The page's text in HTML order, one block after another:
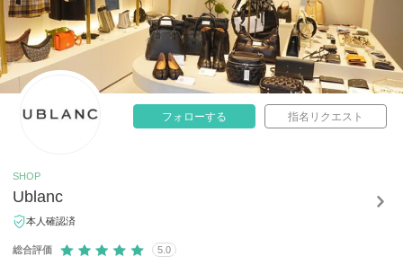
フォローする 指名リクエスト
SHOP
Ublanc
本人確認済
総合評価 5.0